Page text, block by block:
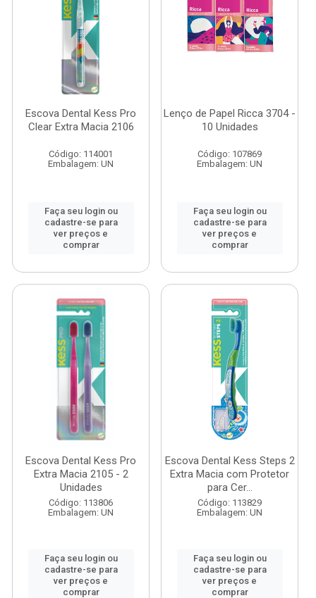
Escova Dental Kess Pro
Clear Extra Macia 2106
Código: 114001
Embalagem: UN
Faça seu login ou
cadastre-se para
ver preços e
comprar
Lenço de Papel Ricca 3704 -
10 Unidades
Código: 107869
Embalagem: UN
Faça seu login ou
cadastre-se para
ver preços e
comprar
Escova Dental Kess Pro
Extra Macia 2105 - 2
Unidades
Código: 113806
Embalagem: UN
Faça seu login ou
cadastre-se para
ver preços e
comprar
Escova Dental Kess Steps 2
Extra Macia com Protetor
para Cer...
Código: 113829
Embalagem: UN
Faça seu login ou
cadastre-se para
ver preços e
comprar